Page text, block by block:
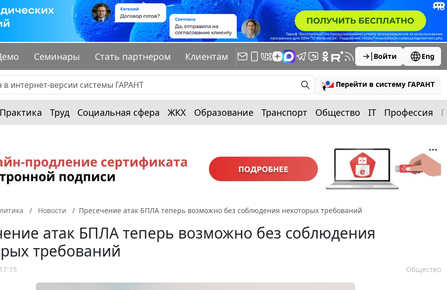
Семинары Стать партнером Клиентам Войти Eng
Перейти в систему ГАРАНТ
Практика Труд Социальная сфера ЖКХ Образование Транспорт Общество IT Профессия
Новости Пресечение атак БПЛА теперь возможно без соблюдения некоторых требований
атак БПЛА теперь возможно без соблюдения
требований
Общество